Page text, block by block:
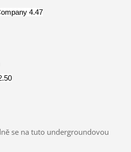
4.47
se na tuto undergroundovou